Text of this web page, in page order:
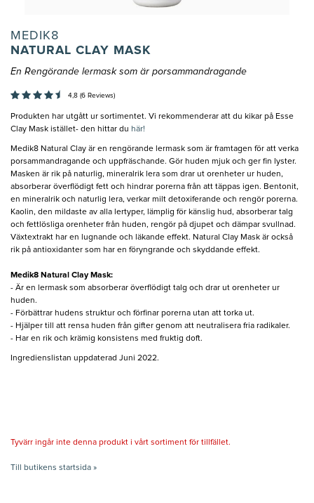
MEDIK8
NATURAL CLAY MASK
En Rengörande lermask som är porsammandragande
4,8 (6 Reviews)
Produkten har utgått ur sortimentet. Vi rekommenderar att du kikar på Esse
Clay Mask istället- den hittar du här!
Medik8 Natural Clay är en rengörande lermask som är framtagen för att verka
porsammandragande och uppfräschande. Gör huden mjuk och ger fin lyster.
Masken är rik på naturlig, mineralrik lera som drar ut orenheter ur huden,
absorberar överflödigt fett och hindrar porerna från att täppas igen. Bentonit,
en mineralrik och naturlig lera, verkar milt detoxiferande och rengör porerna.
Kaolin, den mildaste av alla lertyper, lämplig för känslig hud, absorberar talg
och fettlösliga orenheter från huden, rengör på djupet och dämpar svullnad.
Växtextrakt har en lugnande och läkande effekt. Natural Clay Mask är också
rik på antioxidanter som har en föryngrande och skyddande effekt.
Medik8 Natural Clay Mask:
- Är en lermask som absorberar överflödigt talg och drar ut orenheter ur
huden.
- Förbättrar hudens struktur och förfinar porerna utan att torka ut.
- Hjälper till att rensa huden från gifter genom att neutralisera fria radikaler.
- Har en rik och krämig konsistens med fruktig doft.
Ingredienslistan uppdaterad Juni 2022.
Tyvärr ingår inte denna produkt i vårt sortiment för tillfället.
Till butikens startsida »